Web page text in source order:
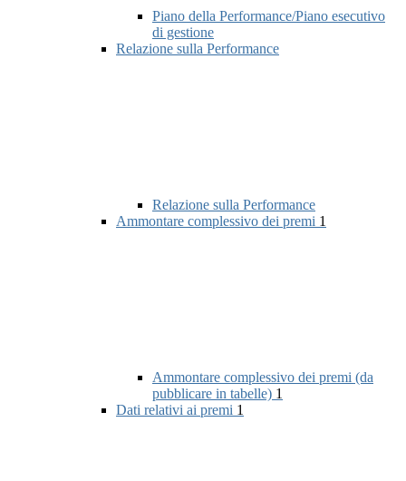
Piano della Performance/Piano esecutivo
di gestione
Relazione sulla Performance
Relazione sulla Performance
Ammontare complessivo dei premi 1
Ammontare complessivo dei premi (da
pubblicare in tabelle) 1
Dati relativi ai premi 1